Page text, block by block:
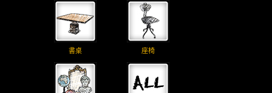
書桌 座椅